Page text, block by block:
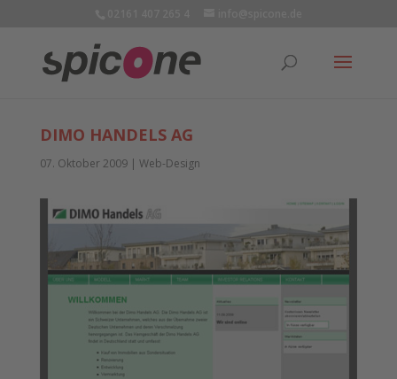
DIMO HANDELS AG
07. Oktober 2009| Web-Design